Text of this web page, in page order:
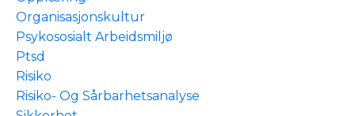
Organisasjonskultur
Psykososialt Arbeidsmiljø
Ptsd
Risiko
Risiko- Og Sårbarhetsanalyse